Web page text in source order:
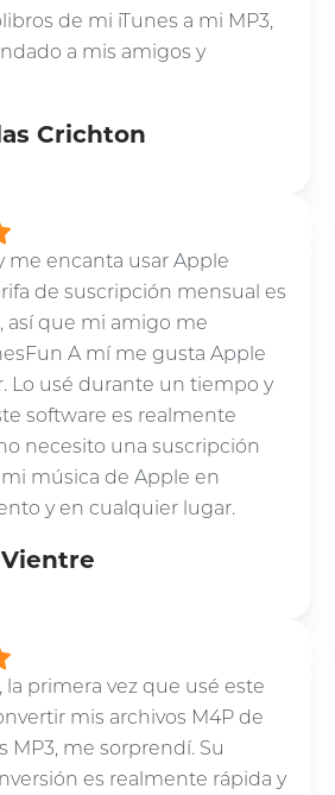
de mi iTunes a mi MP3,
a mis amigos y
Crichton
me encanta usar Apple
de suscripción mensual es
así que mi amigo me
A mí me gusta Apple
Lo usé durante un tiempo y
software es realmente
necesito una suscripción
música de Apple en
y en cualquier lugar.
la primera vez que usé este
mis archivos M4P de
MP3, me sorprendí. Su
es realmente rápida y